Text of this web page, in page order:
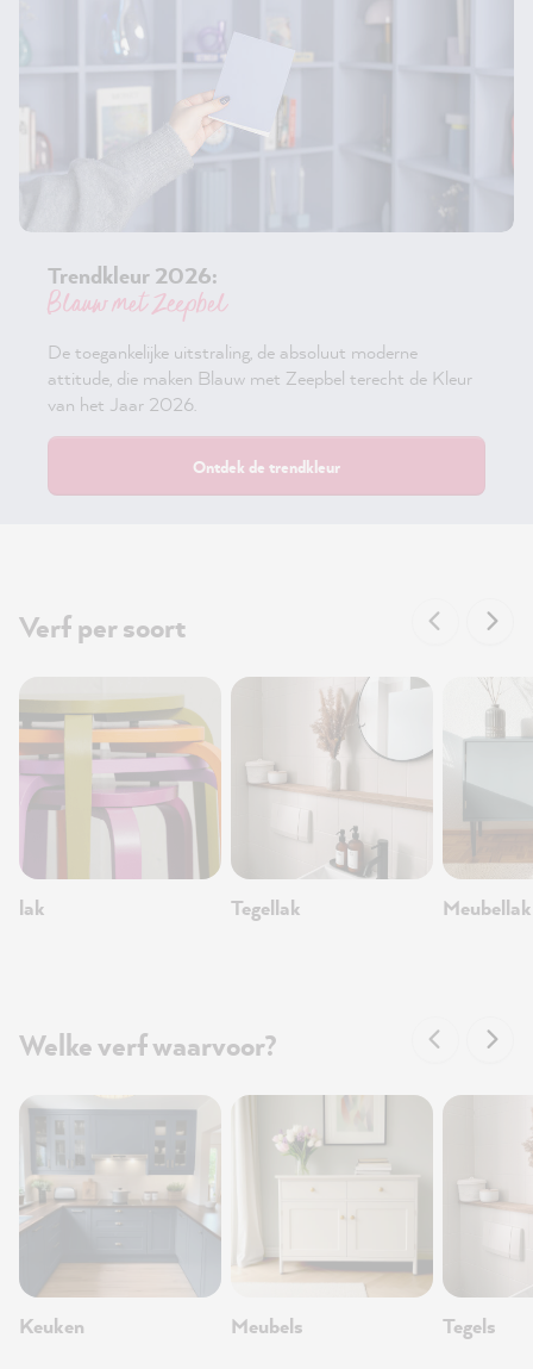
Trendkleur 2026:
Blauw met Zeepbel
De toegankelijke uitstraling, de absoluut moderne
attitude, die maken Blauw met Zeepbel terecht de Kleur
van het Jaar 2026.
Ontdek de trendkleur
Verf per soort
lak Tegellak Meubellak
Welke verf waarvoor?
Keuken Meubels Tegels